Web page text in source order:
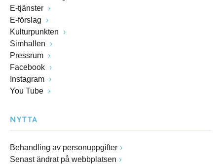
E-tjänster
E-förslag
Kulturpunkten
Simhallen
Pressrum
Facebook
Instagram
You Tube
NYTTA
Behandling av personuppgifter
Senast ändrat på webbplatsen